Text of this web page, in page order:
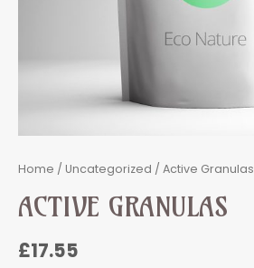
Home / Uncategorized / Active Granulas
ACTIVE GRANULAS
£17.55